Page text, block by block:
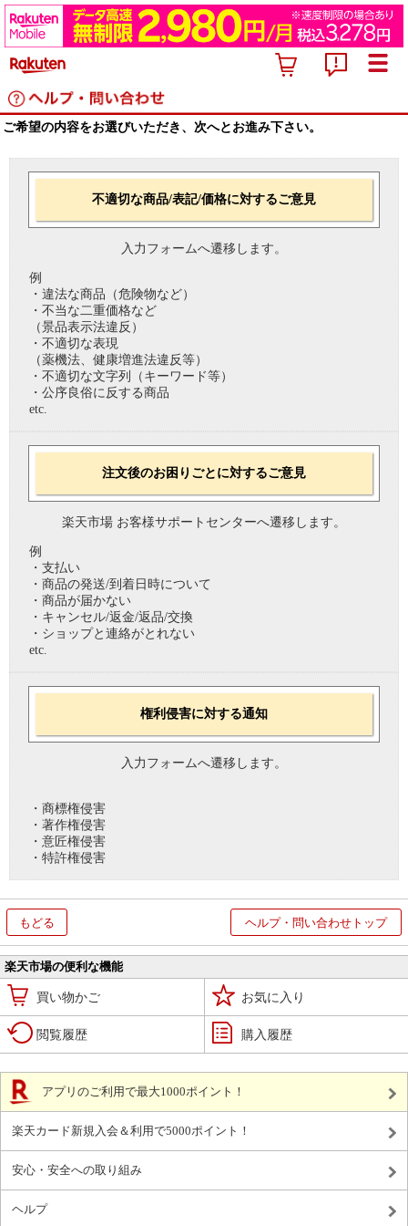
ご希望の内容をお選びいただき、次へとお進み下さい。
不適切な商品/表記/価格に対するご意見
入力フォームへ遷移します。
例
・違法な商品（危険物など）
・不当な二重価格など
（景品表示法違反）
・不適切な表現
（薬機法、健康増進法違反等）
・不適切な文字列（キーワード等）
・公序良俗に反する商品
etc.
注文後のお困りごとに対するご意見
楽天市場 お客様サポートセンターへ遷移します。
例
・支払い
・商品の発送/到着日時について
・商品が届かない
・キャンセル/返金/返品/交換
・ショップと連絡がとれない
etc.
権利侵害に対する通知
入力フォームへ遷移します。
・商標権侵害
・著作権侵害
・意匠権侵害
・特許権侵害
もどる ヘルプ・問い合わせトップ
楽天市場の便利な機能
買い物かご お気に入り
閲覧履歴 購入履歴
アプリのご利用で最大1000ポイント！
楽天カード新規入会＆利用で5000ポイント！
安心・安全への取り組み
ヘルプ